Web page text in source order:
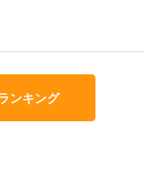
ンキング